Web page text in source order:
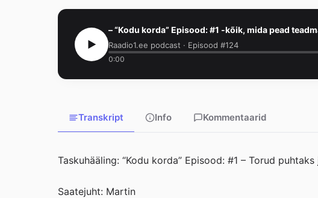
– “Kodu korda” Episood: #1 -kõik, mida pead
Raadio1.ee podcast · Episood #124
0:00
Transkript Info Kommentaarid
Taskuhääling: “Kodu korda” Episood: #1 – Torud
Saatejuht: Martin